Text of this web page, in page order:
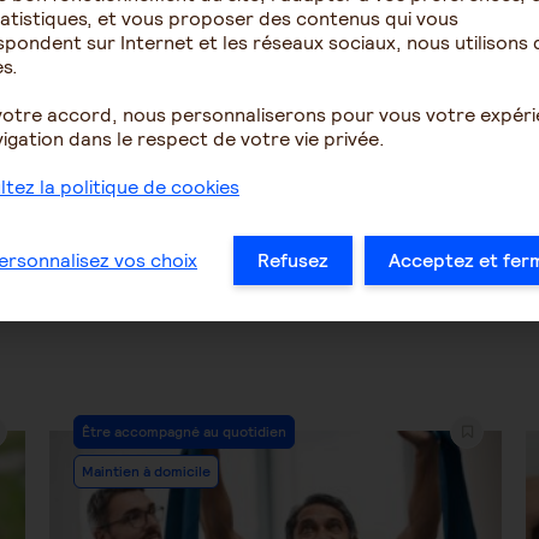
est ce que la nuit les
qui ont althzeimer
4089
VACCIN COVID GRIPPE
EHPAD DROIT ? et radio
2
Post
Category:
Être accompagné au quotidien
Maintien à domicile
et vous proposer des contenus qui vous
sur Internet et les réseaux sociaux, nous utilisons
accord, nous personnaliserons pour vous votre
dans le respect de votre vie privée.
la politique de cookies
vos choix Refusez Acceptez et